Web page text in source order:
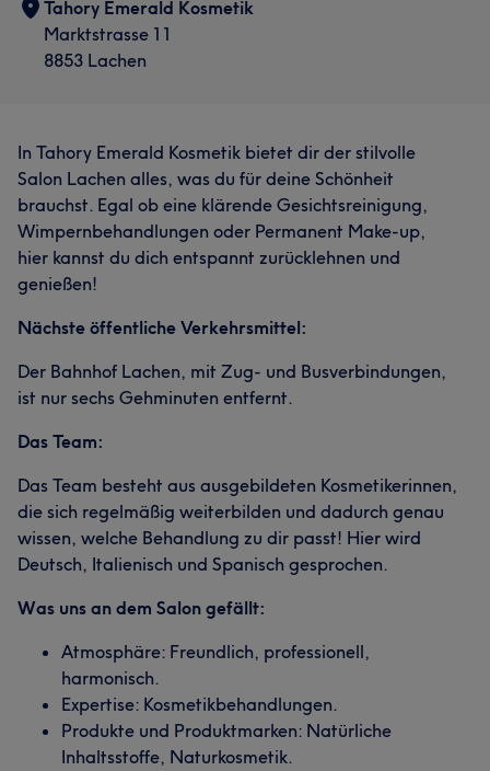
Tahory Emerald Kosmetik
Marktstrasse 11
8853 Lachen
In Tahory Emerald Kosmetik bietet dir der stilvolle
Salon Lachen alles, was du für deine Schönheit
brauchst. Egal ob eine klärende Gesichtsreinigung,
Wimpernbehandlungen oder Permanent Make-up,
hier kannst du dich entspannt zurücklehnen und
genießen!
Nächste öffentliche Verkehrsmittel:
Der Bahnhof Lachen, mit Zug- und Busverbindungen,
ist nur sechs Gehminuten entfernt.
Das Team:
Das Team besteht aus ausgebildeten Kosmetikerinnen,
die sich regelmäßig weiterbilden und dadurch genau
wissen, welche Behandlung zu dir passt! Hier wird
Deutsch, Italienisch und Spanisch gesprochen.
Was uns an dem Salon gefällt:
Atmosphäre: Freundlich, professionell,
harmonisch.
Expertise: Kosmetikbehandlungen.
Produkte und Produktmarken: Natürliche
Inhaltsstoffe, Naturkosmetik.